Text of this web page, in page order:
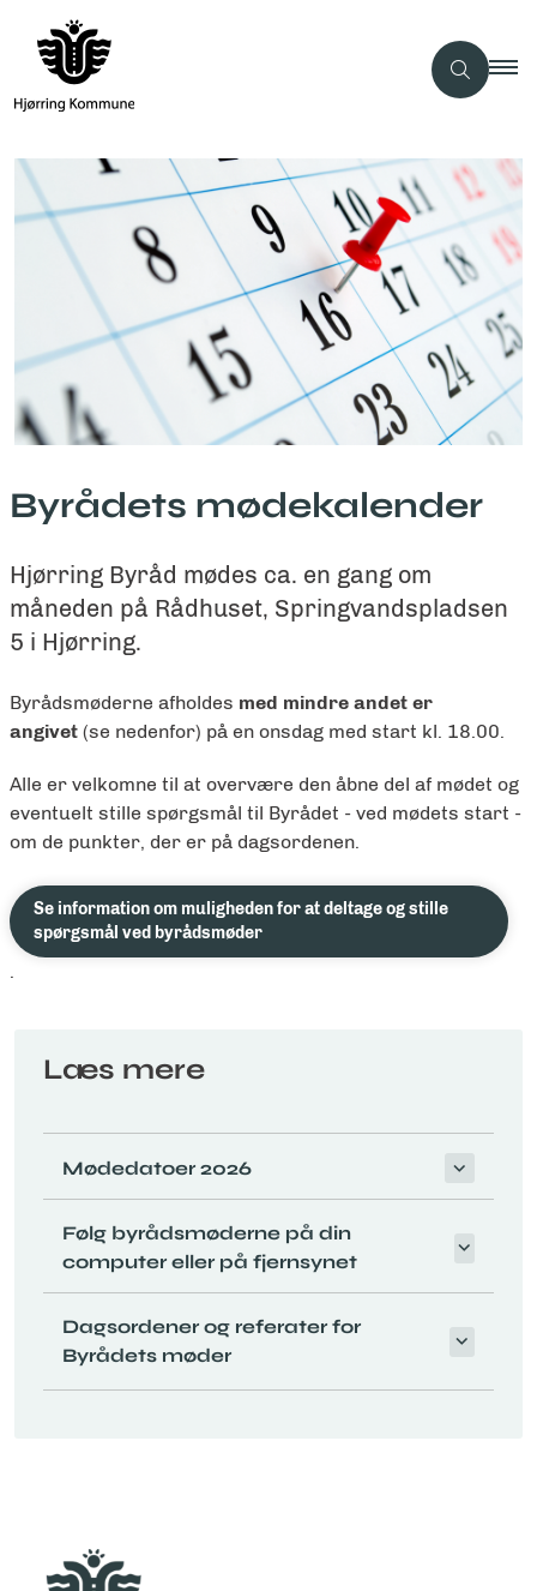
Byrådets mødekalender
Hjørring Byråd mødes ca. en gang om
måneden på Rådhuset, Springvandspladsen
5 i Hjørring.
Byrådsmøderne afholdes med mindre andet er
angivet (se nedenfor) på en onsdag med start kl. 18.00.
Alle er velkomne til at overvære den åbne del af mødet og
eventuelt stille spørgsmål til Byrådet - ved mødets start -
om de punkter, der er på dagsordenen.
Se information om muligheden for at deltage og stille
spørgsmål ved byrådsmøder
.
Læs mere
Mødedatoer 2026
Følg byrådsmøderne på din
computer eller på fjernsynet
Dagsordener og referater for
Byrådets møder